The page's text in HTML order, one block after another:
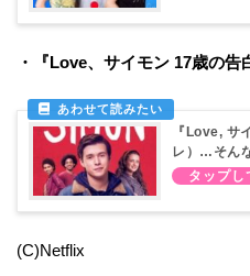
・『Love、サイモン 17歳の告
『Love, サ
レ）…そん
(C)Netflix